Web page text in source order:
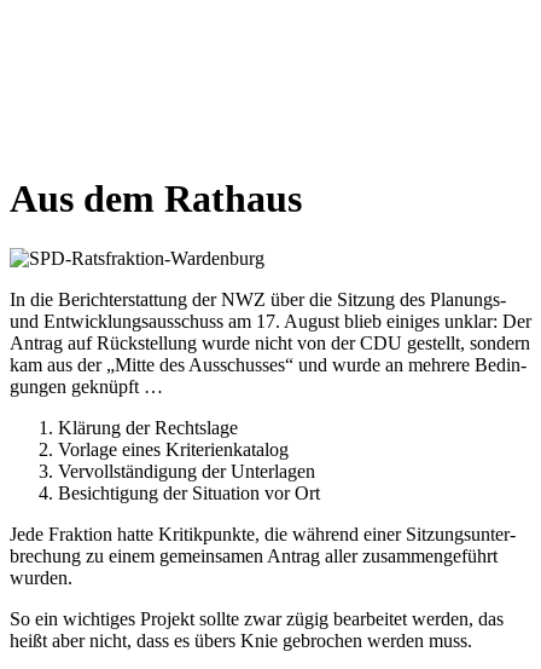
Aus dem Rat­haus
In die Bericht­erstat­tung der NWZ über die Sit­zung des Pla­nungs-
und Ent­wick­lungs­aus­schuss am 17. August blieb eini­ges unklar: Der
Antrag auf Rück­stel­lung wur­de nicht von der CDU gestellt, son­dern
kam aus der „Mit­te des Aus­schus­ses“ und wur­de an meh­re­re Bedin­
gun­gen geknüpft …
Klä­rung der Rechts­la­ge
Vor­la­ge eines Kri­te­ri­en­ka­ta­log
Ver­voll­stän­di­gung der Unter­la­gen
Besich­ti­gung der Situa­ti­on vor Ort
Jede Frak­ti­on hat­te Kri­tik­punk­te, die wäh­rend einer Sit­zungs­un­ter­
bre­chung zu einem gemein­sa­men Antrag aller zusam­men­ge­führt
wur­den.
So ein wich­ti­ges Pro­jekt soll­te zwar zügig bear­bei­tet wer­den, das
heißt aber nicht, dass es übers Knie gebro­chen wer­den muss.